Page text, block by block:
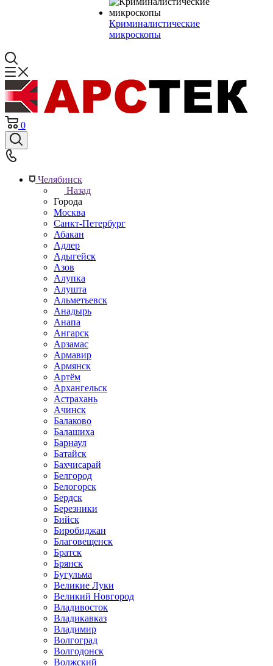
Криминалистические
микроскопы
0
Челябинск
Назад
Города
Москва
Санкт-Петербург
Абакан
Адлер
Адыгейск
Азов
Алупка
Алушта
Альметьевск
Анадырь
Анапа
Ангарск
Арзамас
Армавир
Армянск
Артём
Архангельск
Астрахань
Ачинск
Балаково
Балашиха
Барнаул
Батайск
Бахчисарай
Белгород
Белогорск
Бердск
Березники
Бийск
Биробиджан
Благовещенск
Братск
Брянск
Бугульма
Великие Луки
Великий Новгород
Владивосток
Владикавказ
Владимир
Волгоград
Волгодонск
Волжский